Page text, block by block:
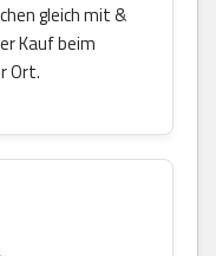
gleich mit &
Kauf beim
Ort.